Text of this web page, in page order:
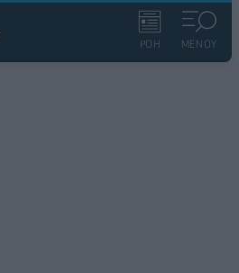
ΡΟΗ ΜΕΝΟΥ